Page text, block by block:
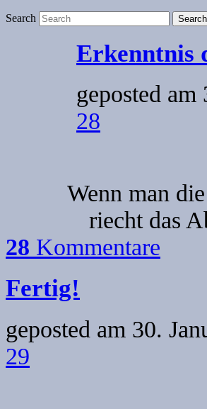
Search
Erkenntnis
geposted am
28
Wenn man
riecht das
28 Kommentare
Fertig!
geposted am 30.
29